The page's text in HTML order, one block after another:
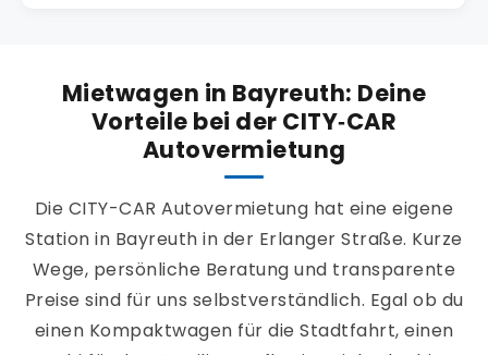
Mietwagen in Bayreuth: Deine
Vorteile bei der CITY‑CAR
Autovermietung
Die CITY-CAR Autovermietung hat eine eigene
Station in Bayreuth in der Erlanger Straße. Kurze
Wege, persönliche Beratung und transparente
Preise sind für uns selbstverständlich. Egal ob du
einen Kompaktwagen für die Stadtfahrt, einen